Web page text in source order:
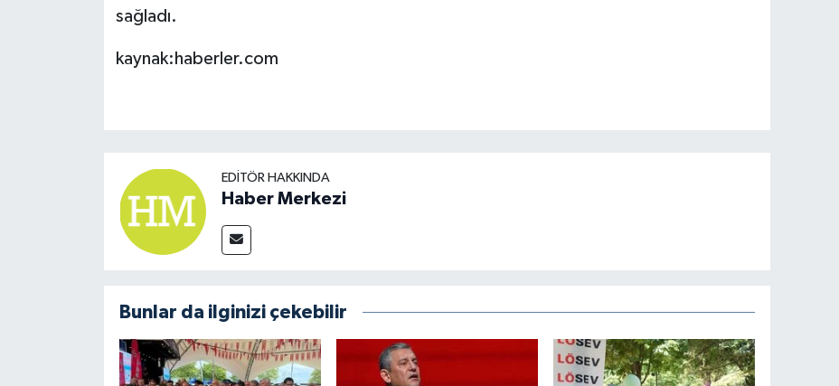
sağladı.
kaynak:haberler.com
EDITÖR HAKKINDA
Haber Merkezi
Bunlar da ilginizi çekebilir